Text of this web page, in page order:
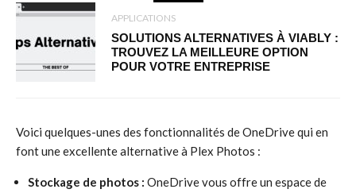
APPLICATIONS
SOLUTIONS ALTERNATIVES À VIABLY :
TROUVEZ LA MEILLEURE OPTION
POUR VOTRE ENTREPRISE
Voici quelques-unes des fonctionnalités de OneDrive qui en
font une excellente alternative à Plex Photos :
Stockage de photos : OneDrive vous offre un espace de